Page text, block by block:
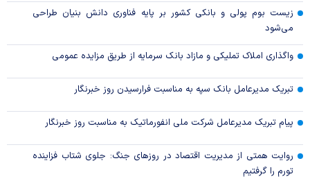
زیست بوم پولی و بانکی کشور بر پایه فناوری دانش بنیان طراحی
می‌شود
واگذاری املاک تملیکی و مازاد بانک سرمایه از طریق مزایده عمومی
تبریک مدیرعامل بانک سپه به مناسبت فرارسیدن روز خبرنگار
پیام تبریک مدیرعامل شرکت ملی انفورماتیک به مناسبت روز خبرنگار
روایت همتی از مدیریت اقتصاد در روزهای جنگ: جلوی شتاب فزاینده
تورم را گرفتیم